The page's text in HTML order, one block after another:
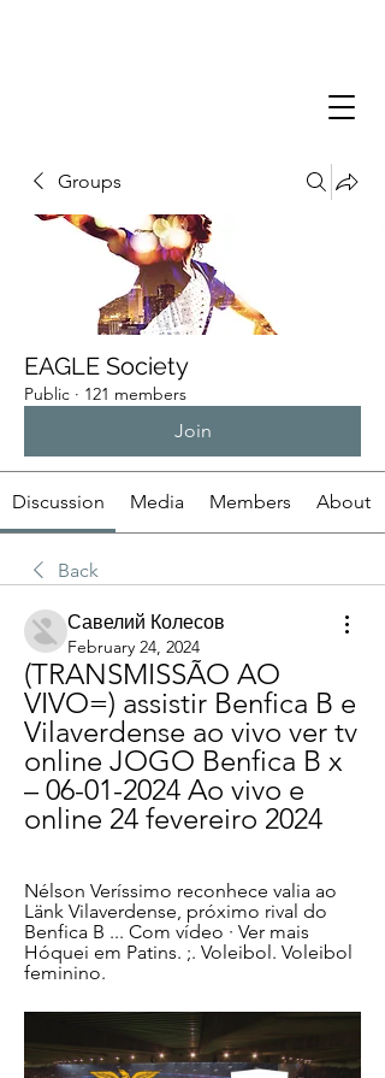
Groups
EAGLE Society
Public · 121 members
Join
Discussion Media Members About
Back
Савелий Колесов
February 24, 2024
(TRANSMISSÃO AO
VIVO=) assistir Benfica B e
Vilaverdense ao vivo ver tv
online JOGO Benfica B x
– 06-01-2024 Ao vivo e
online 24 fevereiro 2024
Nélson Veríssimo reconhece valia ao
Länk Vilaverdense, próximo rival do
Benfica B ... Com vídeo · Ver mais
Hóquei em Patins. ;. Voleibol. Voleibol
feminino.